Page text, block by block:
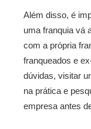
Além disso, é
uma franquia vá
com a própria
franqueados e
dúvidas, visitar
na prática e
empresa antes